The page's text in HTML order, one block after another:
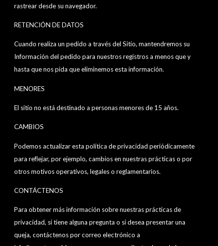
rastrear desde su navegador.
RETENCIÓN DE DATOS
Cuando realiza un pedido a través del Sitio, mantendremos su
Información del pedido para nuestros registros a menos que y
hasta que nos pida que eliminemos esta información.
MENORES
El sitio no está destinado a personas menores de 15 años.
CAMBIOS
Podemos actualizar esta política de privacidad periódicamente
para reflejar, por ejemplo, cambios en nuestras prácticas o por
otros motivos operativos, legales o reglamentarios.
CONTÁCTENOS
Para obtener más información sobre nuestras prácticas de
privacidad, si tiene alguna pregunta o si desea presentar una
queja, contáctenos por correo electrónico a